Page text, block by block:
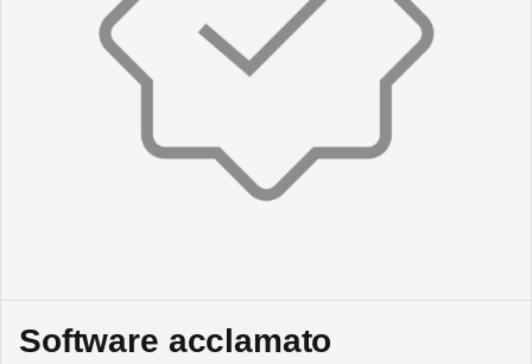
Software acclamato